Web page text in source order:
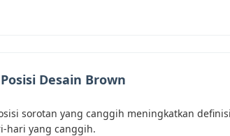
Desain Brown
sorotan yang canggih meningkatkan
hari yang canggih.